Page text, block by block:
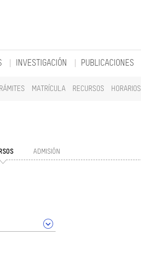
MATRÍCULA RECURSOS HORARIOS
INVESTIGACIÓN PUBLICACIONES
ADMISIÓN